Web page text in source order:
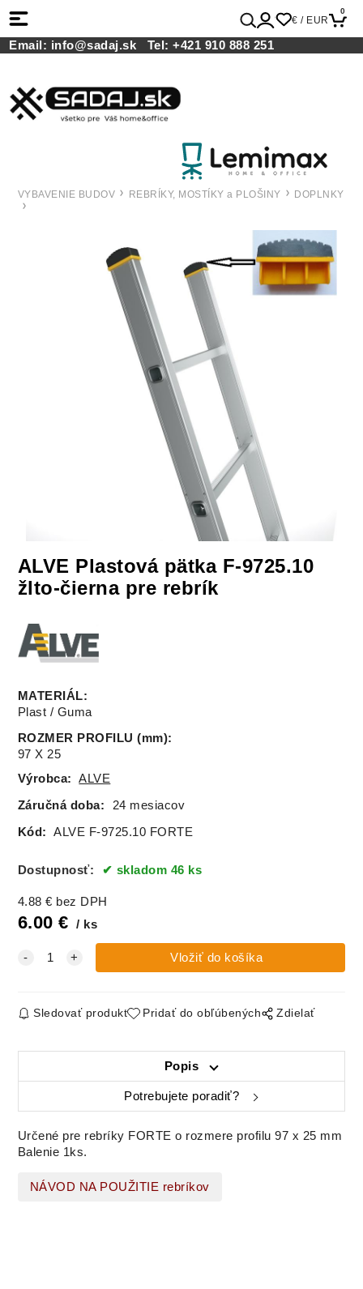
€ / EUR
0
Email: info@sadaj.sk Tel:+421 910 888 251
VYBAVENIE BUDOV REBRÍKY, MOSTÍKY a PLOŠINY DOPLNKY
ALVE Plastová pätka F-9725.10
žlto-čierna pre rebrík
MATERIÁL:
Plast / Guma
ROZMER PROFILU (mm):
97 X 25
Výrobca:
ALVE
Záručná doba: 24 mesiacov
Kód: ALVE F-9725.10 FORTE
Dostupnosť: skladom 46 ks
4.88 € bez DPH
6.00 € ks
Sledovať produkt Pridať do obľúbených Zdielať
Popis
Potrebujete poradiť?
Určené pre rebríky FORTE o rozmere profilu 97 x 25 mm
Balenie 1ks.
NÁVOD NA POUŽITIE rebríkov